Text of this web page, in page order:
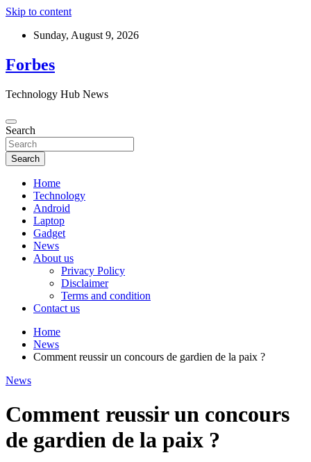
Skip to content
Sunday, August 9, 2026
Forbes
Technology Hub News
Search
Search
Home
Technology
Android
Laptop
Gadget
News
About us
Privacy Policy
Disclaimer
Terms and condition
Contact us
Home
News
Comment reussir un concours de gardien de la paix ?
News
Comment reussir un concours
de gardien de la paix ?